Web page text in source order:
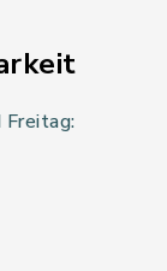
Freitag: